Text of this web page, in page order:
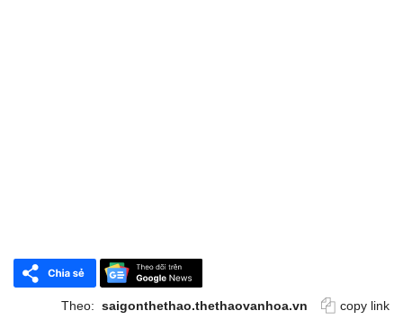
Theo: saigonthethao.thethaovanhoa.vn copy link